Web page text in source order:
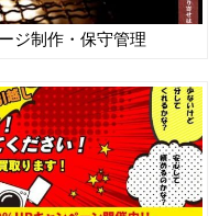
制作・保守管理